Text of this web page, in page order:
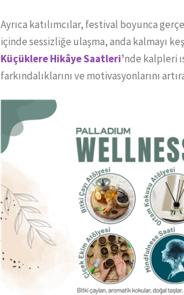
Ayrıca katılımcılar, festival boyunca
içinde sessizliğe ulaşma, anda kalmayı
Küçüklere Hikâye Saatleri’nde kalpleri
farkındalıklarını ve motivasyonlarını